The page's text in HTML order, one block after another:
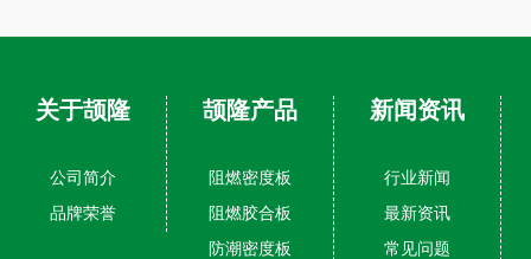
关于颉隆
公司简介
品牌荣誉
颉隆产品
阻燃密度板
阻燃胶合板
防潮密度板
新闻资讯
行业新闻
最新资讯
常见问题